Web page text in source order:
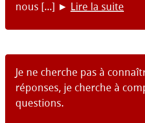
nous [...] ► Lire la suite
Je ne cherche pas à
réponses, je cherche à
questions.